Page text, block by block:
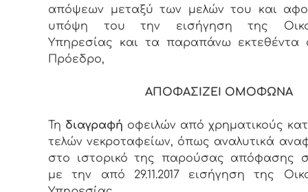
απόψεων μεταξύ των μελών του και
υπόψη του την εισήγηση της
Υπηρεσίας και τα παραπάνω εκτεθέντα
Πρόεδρο,
ΑΠΟΦΑΣΙΖΕΙ ΟΜΟΦΩΝΑ
Τη διαγραφή οφειλών από χρηματικούς
τελών νεκροταφείων, όπως αναλυτικά
στο ιστορικό της παρούσας απόφασης
με την από 29.11.2017 εισήγηση της